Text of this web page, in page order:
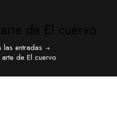
las entradas
de El cuervo